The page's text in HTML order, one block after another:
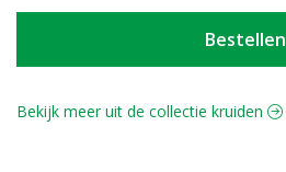
Bestellen
Bekijk meer uit de collectie kruiden